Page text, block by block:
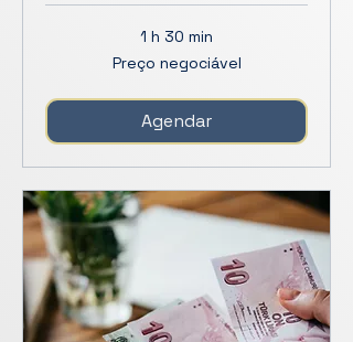
1 h 30 min
Preço negociável
Agendar